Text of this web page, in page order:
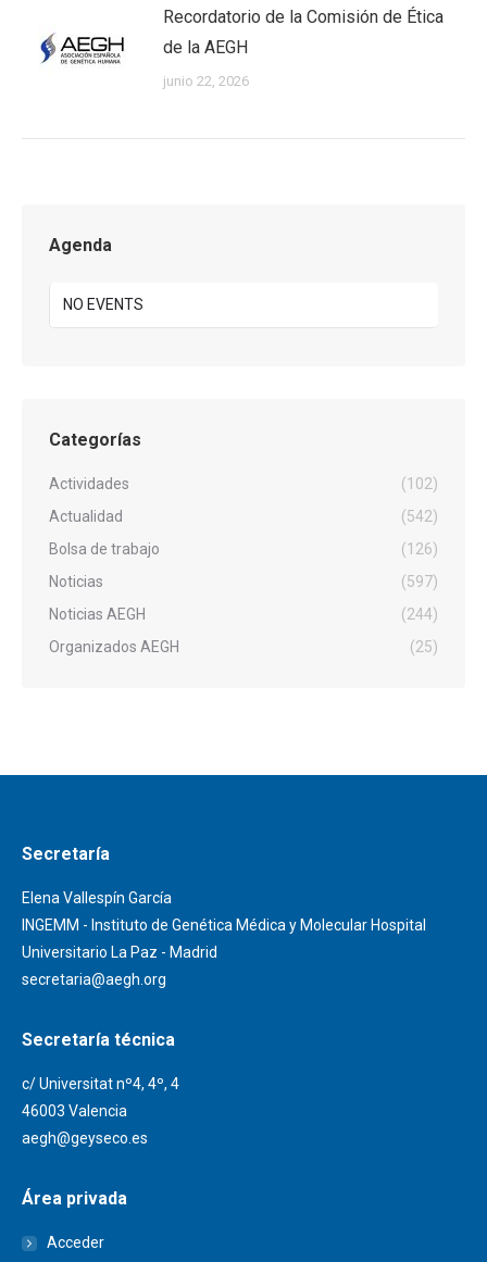
Recordatorio de la Comisión de Ética
de la AEGH
junio 22, 2026
Agenda
NO EVENTS
Categorías
Actividades
(102)
Actualidad
(542)
Bolsa de trabajo
(126)
Noticias
(597)
Noticias AEGH
(244)
Organizados AEGH
(25)
Secretaría
Elena Vallespín García
INGEMM - Instituto de Genética Médica y Molecular Hospital
Universitario La Paz - Madrid
secretaria@aegh.org
Secretaría técnica
c/ Universitat nº4, 4º, 4
46003 Valencia
aegh@geyseco.es
Área privada
Acceder